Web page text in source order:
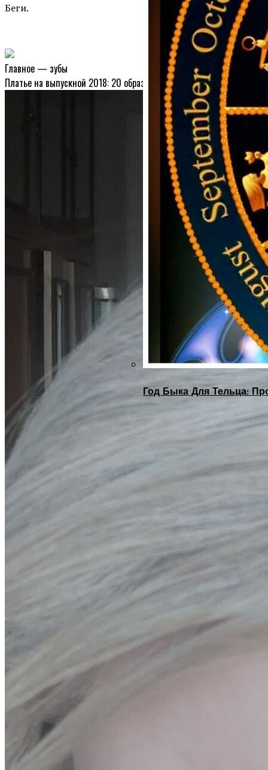
Год Быка Для Тельца:
Беги.
Главное — зубы
Платье на выпускной 2018: 20 образов с красной дорожки на фото